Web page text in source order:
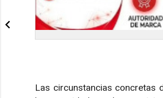
Las circunstancias concretas